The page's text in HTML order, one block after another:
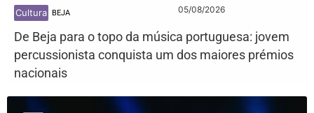
Cultura BEJA 05/08/2026
De Beja para o topo da música portuguesa: jovem
percussionista conquista um dos maiores prémios
nacionais